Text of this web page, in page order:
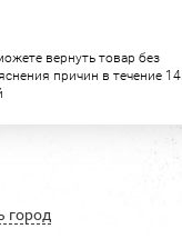
вернуть товар без
причин в течение 14
город